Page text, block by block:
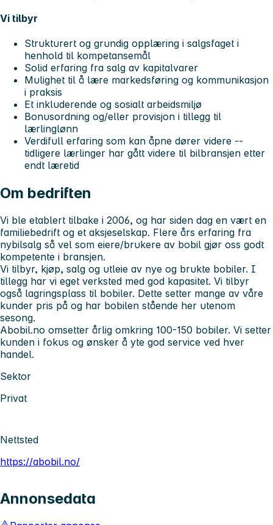
Vi tilbyr
Strukturert og grundig opplæring i salgsfaget i
henhold til kompetansemål
Solid erfaring fra salg av kapitalvarer
Mulighet til å lære markedsføring og kommunikasjon
i praksis
Et inkluderende og sosialt arbeidsmiljø
Bonusordning og/eller provisjon i tillegg til
lærlinglønn
Verdifull erfaring som kan åpne dører videre --
tidligere lærlinger har gått videre til bilbransjen etter
endt læretid
Om bedriften
Vi ble etablert tilbake i 2006, og har siden dag en vært en
familiebedrift og et aksjeselskap. Flere års erfaring fra
nybilsalg så vel som eiere/brukere av bobil gjør oss godt
kompetente i bransjen.
Vi tilbyr, kjøp, salg og utleie av nye og brukte bobiler. I
tillegg har vi eget verksted med god kapasitet. Vi tilbyr
også lagringsplass til bobiler. Dette setter mange av våre
kunder pris på og har bobilen stående her utenom
sesong.
Abobil.no omsetter årlig omkring 100-150 bobiler. Vi setter
kunden i fokus og ønsker å yte god service ved hver
handel.
Sektor
Privat
Nettsted
https://abobil.no/
Annonsedata